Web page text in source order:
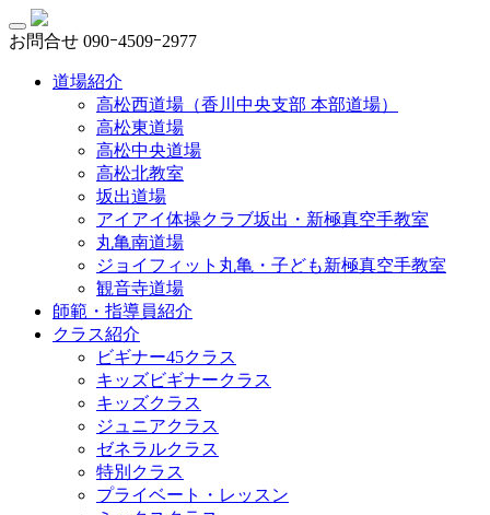
お問合せ 090ｰ4509ｰ2977
道場紹介
高松西道場（香川中央支部 本部道場）
高松東道場
高松中央道場
高松北教室
坂出道場
アイアイ体操クラブ坂出・新極真空手教室
丸亀南道場
ジョイフィット丸亀・子ども新極真空手教室
観音寺道場
師範・指導員紹介
クラス紹介
ビギナー45クラス
キッズビギナークラス
キッズクラス
ジュニアクラス
ゼネラルクラス
特別クラス
プライベート・レッスン